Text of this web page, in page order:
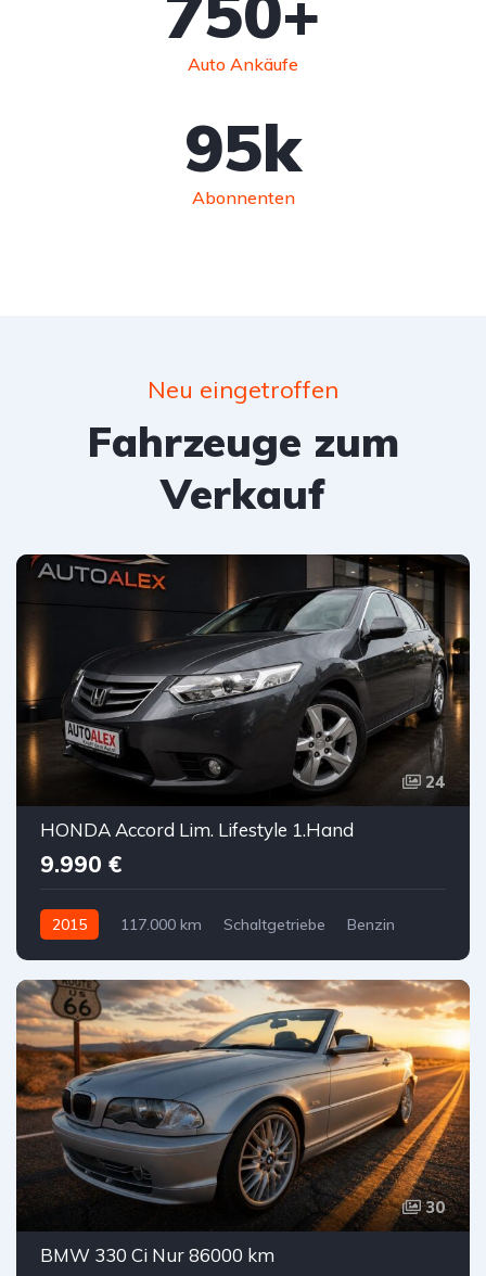
Auto Ankäufe
Abonnenten
95k
Neu eingetroffen
Fahrzeuge zum
Verkauf
24
HONDA Accord Lim. Lifestyle 1.Hand
9.990 €
2015 117.000 km Schaltgetriebe Benzin
30
BMW 330 Ci Nur 86000 km